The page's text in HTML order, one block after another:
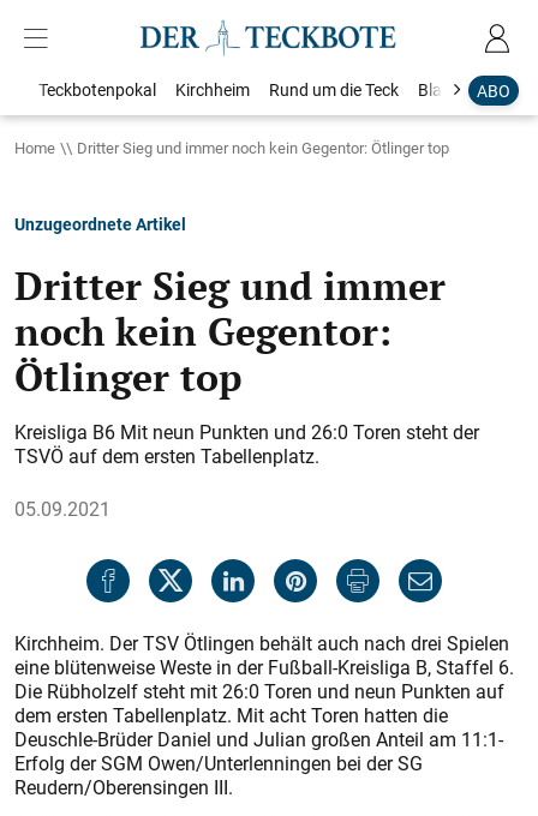
ABO
Teckbotenpokal Kirchheim Rund um die Teck Blaulicht
Home Dritter Sieg und immer noch kein Gegentor: Ötlinger top
Unzugeordnete Artikel
Dritter Sieg und immer
noch kein Gegentor:
Ötlinger top
Kreisliga B6 Mit neun Punkten und 26:0 Toren steht der
TSVÖ auf dem ersten Tabellenplatz.
05.09.2021
Kirchheim. Der TSV Ötlingen behält auch nach drei Spielen
eine blütenweise Weste in der Fußball-Kreisliga B, Staffel 6.
Die Rübholzelf steht mit 26:0 Toren und neun Punkten auf
dem ersten Tabellenplatz. Mit acht Toren hatten die
Deuschle-Brüder Daniel und Julian großen Anteil am 11:1-
Erfolg der SGM Owen/Unterlenningen bei der SG
Reudern/Oberensingen III.